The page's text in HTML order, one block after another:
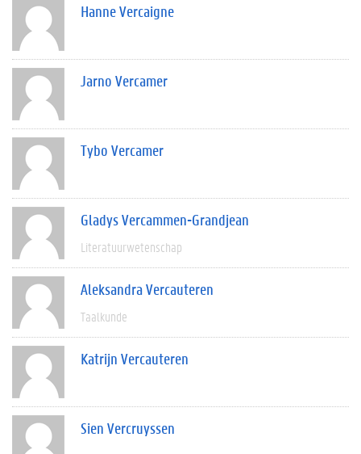
Hanne Vercaigne
Jarno Vercamer
Tybo Vercamer
Gladys Vercammen-Grandjean
Literatuurwetenschap
Aleksandra Vercauteren
Taalkunde
Katrijn Vercauteren
Sien Vercruyssen